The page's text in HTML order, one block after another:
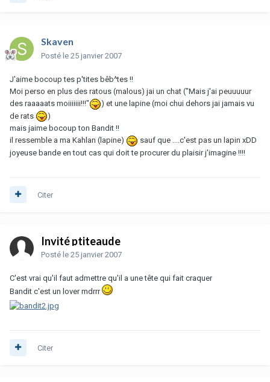
Skaven
Posté le 25 janvier 2007
J'aime bocoup tes p'tites bêb^tes !!
Moi perso en plus des ratous (malous) jai un chat ("Mais j'ai peuuuuur
des raaaaats moiiiiiii!!!"
) et une lapine (moi chui dehors jai jamais vu
de rats
)
mais jaime bocoup ton Bandit !!
il ressemble a ma Kahlan (lapine)
sauf que ....c'est pas un lapin xDD
joyeuse bande en tout cas qui doit te procurer du plaisir j'imagine !!!!
Citer
Invité ptiteaude
Posté le 25 janvier 2007
C'est vrai qu'il faut admettre qu'il a une tête qui fait craquer
Bandit c'est un lover mdrrr
Citer